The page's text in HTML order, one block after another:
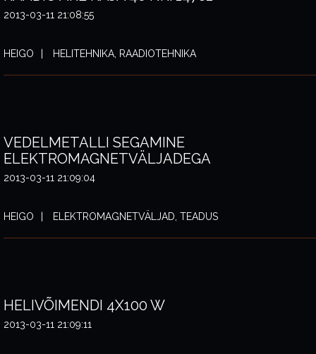
2013-03-11 21:08:55
HEIGO HELITEHNIKA, RAADIOTEHNIKA
VEDELMETALLI SEGAMINE
ELEKTROMAGNETVÄLJADEGA
2013-03-11 21:09:04
HEIGO ELEKTROMAGNETVÄLJAD, TEADUS
HELIVÕIMENDI 4X100 W
2013-03-11 21:09:11